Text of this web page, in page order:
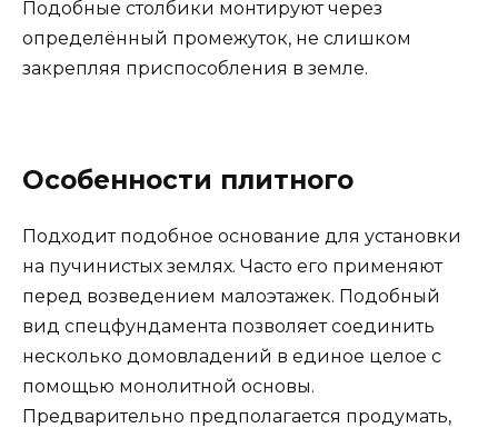
Подобные столбики монтируют через
определённый промежуток, не слишком
закрепляя приспособления в земле.
Особенности плитного
Подходит подобное основание для установки
на пучинистых землях. Часто его применяют
перед возведением малоэтажек. Подобный
вид спецфундамента позволяет соединить
несколько домовладений в единое целое с
помощью монолитной основы.
Предварительно предполагается продумать,